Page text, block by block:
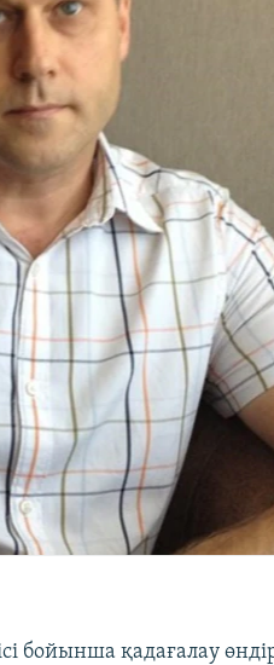
бойынша қадағалау